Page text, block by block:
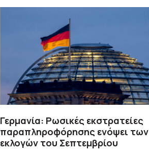
Γερμανία: Ρωσικές εκστρατείες
παραπληροφόρησης ενόψει των
εκλογών του Σεπτεμβρίου